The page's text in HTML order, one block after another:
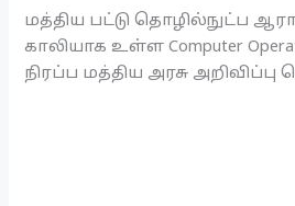
மத்திய பட்டு தொழில்நுட்ப
காலியாக உள்ள Computer
நிரப்ப மத்திய அரசு அறிவிப்பு